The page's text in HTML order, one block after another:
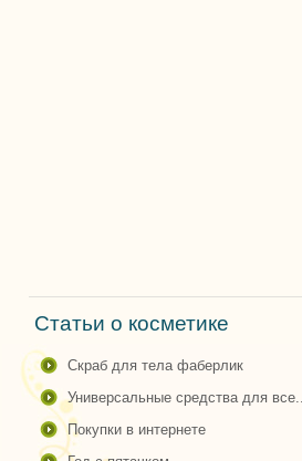
Статьи о косметике
скраб для тела фаберлик
универсальные средства для все...
покупки в интернете